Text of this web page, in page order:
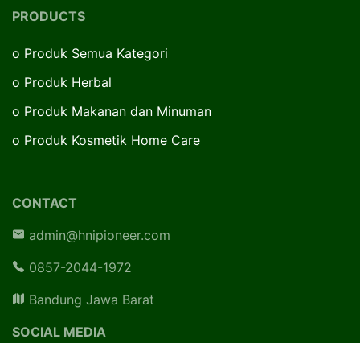
PRODUCTS
o Produk Semua Kategori
o Produk Herbal
o Produk Makanan dan Minuman
o Produk Kosmetik Home Care
CONTACT
admin@hnipioneer.com
0857-2044-1972
Bandung Jawa Barat
SOCIAL MEDIA